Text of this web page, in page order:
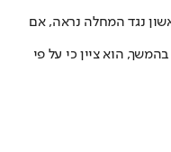
נגד המחלה נראה, אם
הוא ציין כי על פי